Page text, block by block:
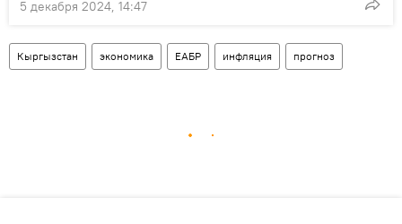
5 декабря 2024, 14:47
Кыргызстан экономика ЕАБР инфляция прогноз